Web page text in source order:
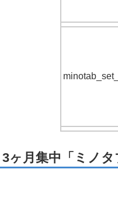
ヶ月集中「ミノタ